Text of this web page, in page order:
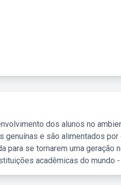
dos alunos no
e são alimentados por
para se tornarem uma geração
acadêmicas do mundo -